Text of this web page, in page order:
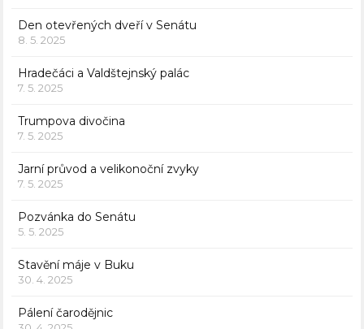
Den otevřených dveří v Senátu
8. 5. 2025
Hradečáci a Valdštejnský palác
7. 5. 2025
Trumpova divočina
7. 5. 2025
Jarní průvod a velikonoční zvyky
7. 5. 2025
Pozvánka do Senátu
5. 5. 2025
Stavění máje v Buku
30. 4. 2025
Pálení čarodějnic